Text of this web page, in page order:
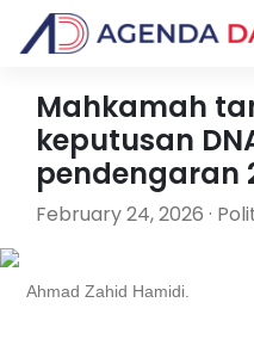
Mahkamah
keputusan
pendengaran
February 24, 2026 ·
Ahmad Zahid Hamidi.